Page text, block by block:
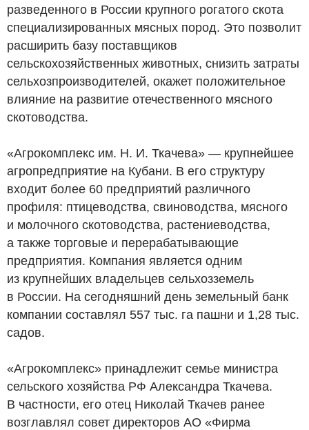
разведенного в России крупного рогатого скота
специализированных мясных пород. Это позволит
расширить базу поставщиков
сельскохозяйственных животных, снизить затраты
сельхозпроизводителей, окажет положительное
влияние на развитие отечественного мясного
скотоводства.
«Агрокомплекс им. Н. И. Ткачева» — крупнейшее
агропредприятие на Кубани. В его структуру
входит более 60 предприятий различного
профиля: птицеводства, свиноводства, мясного
и молочного скотоводства, растениеводства,
а также торговые и перерабатывающие
предприятия. Компания является одним
из крупнейших владельцев сельхозземель
в России. На сегодняшний день земельный банк
компании составлял 557 тыс. га пашни и 1,28 тыс.
садов.
«Агрокомплекс» принадлежит семье министра
сельского хозяйства РФ Александра Ткачева.
В частности, его отец Николай Ткачев ранее
возглавлял совет директоров АО «Фирма